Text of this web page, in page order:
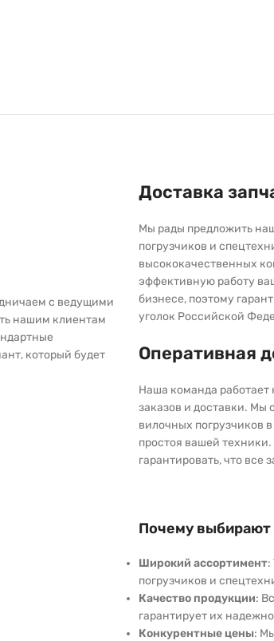
с ведущими
нашим клиентам
который будет
Доставка
Мы рады предложить
погрузчиков и
высококачественных
эффективную работу
бизнесе, поэтому
уголок Российской
Оперативная
Наша команда работает
заказов и доставки. Мы
вилочных погрузчиков
простоя вашей
гарантировать, что все
Почему выбирают
Широкий ассортимент:
погрузчиков и
Качество продукции:
гарантирует их
Конкурентные цены: